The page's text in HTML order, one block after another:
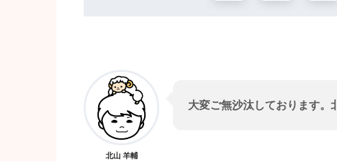
北山 羊輔
大変ご無沙汰しております。